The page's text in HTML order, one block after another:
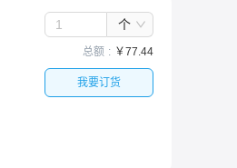
个
总额 ￥77.44
我要订货